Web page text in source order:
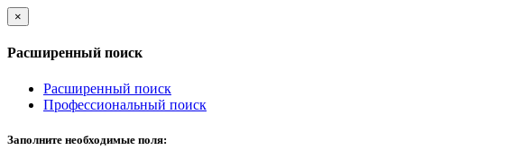
×
Расширенный поиск
Расширенный поиск
Профессиональный поиск
Заполните необходимые поля: